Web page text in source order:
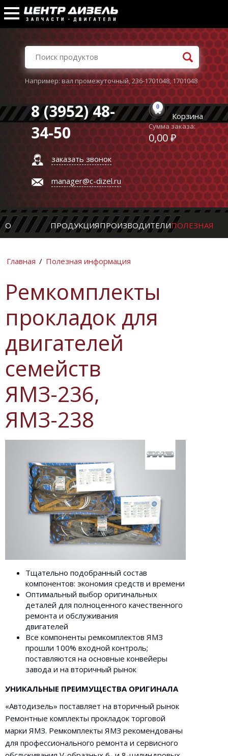
Например:вал промежуточный,236-1701048,1701048
8 (3952) 48-
34-50
заказать звонок
manager@c-dizel.ru
0
Корзина
Сумма заказа:
0,00 ₽
О ПРОДУКЦИЯПРОИЗВОДИТЕЛИПОЛЕЗНАЯ
Главная / Полезная информация
Ремкомплекты
прокладок для
двигателей
семейств
ЯМЗ-236,
ЯМЗ-238
Тщательно подобранный состав
компонентов: экономия средств и времени
Оптимальный выбор оригинальных
деталей для полноценного качественного
ремонта и обслуживания
двигателей
Все компоненты ремкомплектов ЯМЗ
прошли 100% входной контроль;
поставляются на основные конвейеры
завода и на вторичный рынок
УНИКАЛЬНЫЕ ПРЕИМУЩЕСТВА ОРИГИНАЛА
«Автодизель» поставляет на вторичный рынок
Ремонтные комплекты прокладок торговой
марки ЯМЗ. Ремкомплекты ЯМЗ рекомендованы
для профессионального ремонта и сервисного